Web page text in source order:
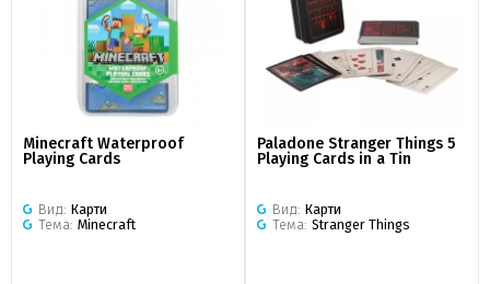
Minecraft Waterproof
Playing Cards
Вид: Карти
Тема: Minecraft
Paladone Stranger Things 5
Playing Cards in a Tin
Вид: Карти
Тема: Stranger Things